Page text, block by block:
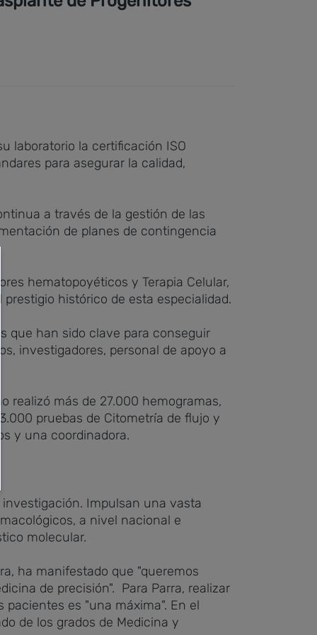
laboratorio la certificación ISO
para asegurar la calidad,
a través de la gestión de las
de planes de contingencia
hematopoyéticos y Terapia Celular,
histórico de esta especialidad.
que han sido clave para conseguir
investigadores, personal de apoyo a
realizó más de 27.000 hemogramas,
pruebas de Citometría de flujo y
y una coordinadora.
Impulsan una vasta
a nivel nacional e
molecular.
ha manifestado que "queremos
de precisión". Para Parra, realizar
es "una máxima". En el
de los grados de Medicina y